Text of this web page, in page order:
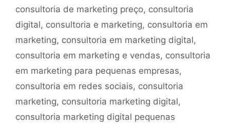
consultoria de marketing preço, consultoria
digital, consultoria e marketing, consultoria em
marketing, consultoria em marketing digital,
consultoria em marketing e vendas, consultoria
em marketing para pequenas empresas,
consultoria em redes sociais, consultoria
marketing, consultoria marketing digital,
consultoria marketing digital pequenas